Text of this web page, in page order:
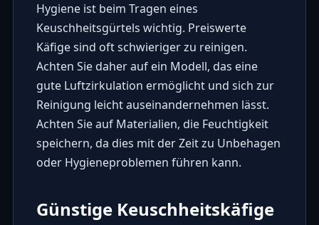
Hygiene ist beim Tragen eines
Keuschheitsgürtels wichtig. Preiswerte
Käfige sind oft schwieriger zu reinigen.
Achten Sie daher auf ein Modell, das eine
gute Luftzirkulation ermöglicht und sich zur
Reinigung leicht auseinandernehmen lässt.
Achten Sie auf Materialien, die Feuchtigkeit
speichern, da dies mit der Zeit zu Unbehagen
oder Hygieneproblemen führen kann.
Günstige Keuschheitskäfige